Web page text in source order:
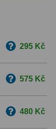
295 Kč
575 Kč
480 Kč